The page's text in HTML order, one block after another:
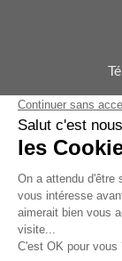
Alternative: